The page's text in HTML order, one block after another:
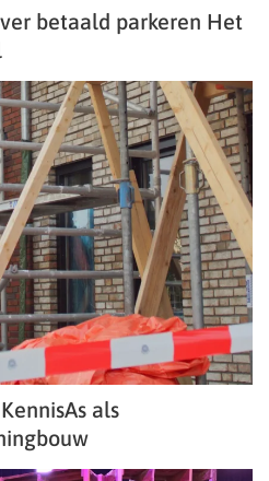
betaald parkeren Het
als